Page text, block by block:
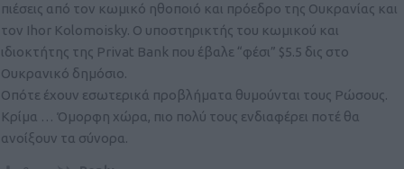
πιέσεις από τον κωμικό ηθοποιό και πρόεδρο της Ουκρανίας και
τον Ihor Kolomoisky. Ο υποστηρικτής του κωμικού και
ιδιοκτήτης της Privat Bank που έβαλε “φέσι” $5.5 δις στο
Ουκρανικό δημόσιο.
Οπότε έχουν εσωτερικά προβλήματα θυμούνται τους Ρώσους.
Κρίμα … Όμορφη χώρα, πιο πολύ τους ενδιαφέρει ποτέ θα
ανοίξουν τα σύνορα.